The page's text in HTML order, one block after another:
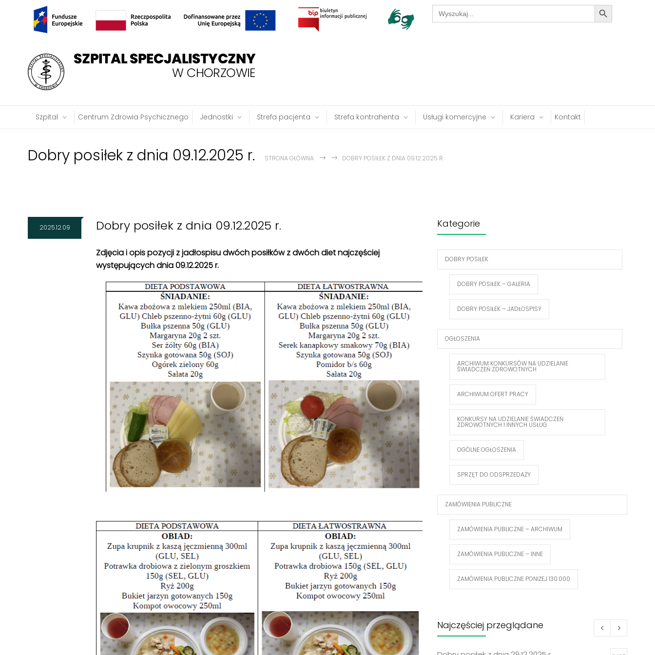
Search
for:
Search Button
Szpital Centrum Zdrowia Psychicznego Jednostki Strefa pacjenta Strefa kontrahenta Usługi komercyjne Kariera Kontakt
Dobry posiłek z dnia 09.12.2025 r. STRONA GŁÓWNA DOBRY POSIŁEK Z DNIA 09.12.2025 R.
2025.12.09 Dobry posiłek z dnia 09.12.2025 r.
Zdjęcia i opis pozycji z jadłospisu dwóch posiłków z dwóch diet najczęściej
występujących dnia 09.12.2025 r.
Kategorie
DOBRY POSIŁEK
DOBRY POSIŁEK – GALERIA
DOBRY POSIŁEK – JADŁOSPISY
OGŁOSZENIA
ARCHIWUM KONKURSÓW NA UDZIELANIE
ŚWIADCZEŃ ZDROWOTNYCH
ARCHIWUM OFERT PRACY
KONKURSY NA UDZIELANIE ŚWIADCZEŃ
ZDROWOTNYCH I INNYCH USŁUG
OGÓLNE OGŁOSZENIA
SPRZĘT DO ODSPRZEDAŻY
ZAMÓWIENIA PUBLICZNE
ZAMÓWIENIA PUBLICZNE – ARCHIWUM
ZAMÓWIENIA PUBLICZNE – INNE
ZAMÓWIENIA PUBLICZNE PONIŻEJ 130.000
Najczęściej przeglądane